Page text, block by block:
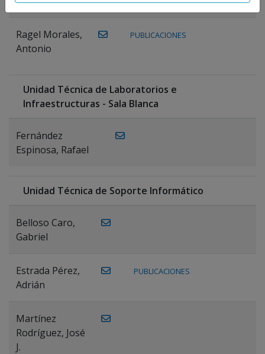
Ragel Morales,
Antonio
PUBLICACIONES
Unidad Técnica de Laboratorios e
Infraestructuras - Sala Blanca
Fernández
Espinosa, Rafael
Unidad Técnica de Soporte Informático
Belloso Caro,
Gabriel
Estrada Pérez,
Adrián
PUBLICACIONES
Martínez
Rodríguez, José
J.